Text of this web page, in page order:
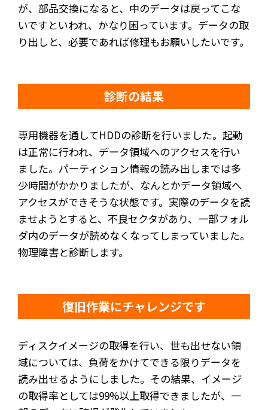
が、部品交換になると、中のデータは戻ってこな
いですといわれ、かなり困っています。データの取
り出しと、必要であれば修理もお願いしたいです。
診断の結果
専用機器を通してHDDの診断を行いました。起動
は正常に行われ、データ領域へのアクセスを行い
ました。パーティション情報の読み出しまでは多
少時間がかかりましたが、なんとかデータ領域へ
アクセスができそうな状態です。実際のデータを読
ませようとすると、不良セクタがあり、一部フォル
ダ内のデータが読めなくなってしまっていました。
物理障害と診断します。
復旧作業にチャレンジです
ディスクイメージの取得を行い、世も出せない領
域については、負荷をかけてできる限りデータを
読み出せるようにしました。その結果、イメージ
の取得率としては99%以上取得できましたが、一